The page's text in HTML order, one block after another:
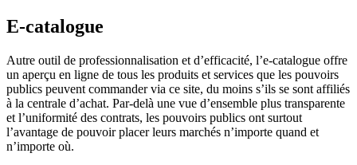
E-catalogue
Autre outil de professionnalisation et d’efficacité, l’e-catalogue offre
un aperçu en ligne de tous les produits et services que les pouvoirs
publics peuvent commander via ce site, du moins s’ils se sont affiliés
à la centrale d’achat. Par-delà une vue d’ensemble plus transparente
et l’uniformité des contrats, les pouvoirs publics ont surtout
l’avantage de pouvoir placer leurs marchés n’importe quand et
n’importe où.